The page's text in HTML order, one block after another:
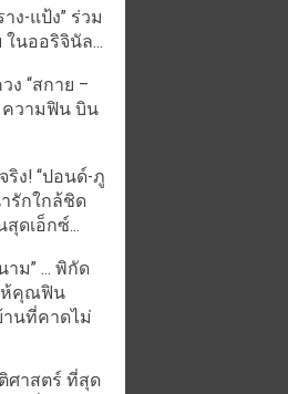
ง-แป้ง” ร่วม
นออริจินัล...
ง “สกาย –
ความฟิน บิน
ริง! “ปอนด์-ภู
รักใกล้ชิด
ดเอ็กซ์...
าม” … พิกัด
ห้คุณฟิน
นที่คาดไม่
ศาสตร์ ที่สุด